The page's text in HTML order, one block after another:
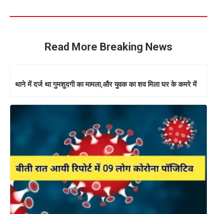
Read More Breaking News
थाने में दर्ज था गुमशुदगी का मामला,और युवक का शव मिला घर के कमरे में